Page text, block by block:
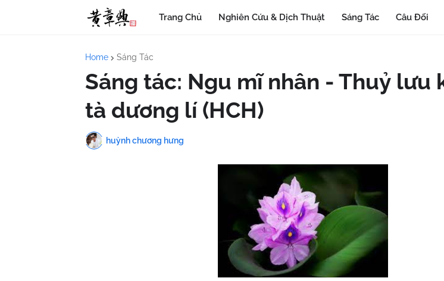
Trang Chủ Nghiên Cứu & Dịch Thuật Sáng Tác Câu Đối
Home Sáng Tác
Sáng tác: Ngu mĩ nhân - Thuỷ lưu
tà dương lí (HCH)
huỳnh chương hưng